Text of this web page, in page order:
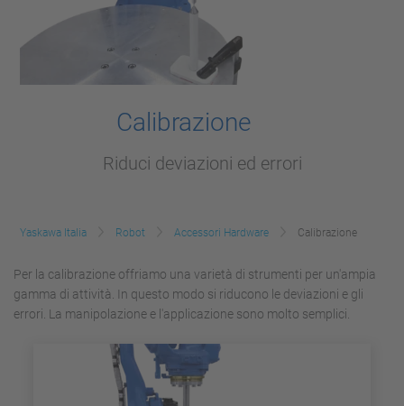
Calibrazione
Riduci deviazioni ed errori
Yaskawa Italia Robot Accessori Hardware Calibrazione
Per la calibrazione offriamo una varietà di strumenti per un'ampia
gamma di attività. In questo modo si riducono le deviazioni e gli
errori. La manipolazione e l'applicazione sono molto semplici.